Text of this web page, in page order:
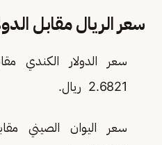
سعر الريال مقابل
سعر الدولار الكندي
2.6821 ريال.
سعر اليوان الصيني